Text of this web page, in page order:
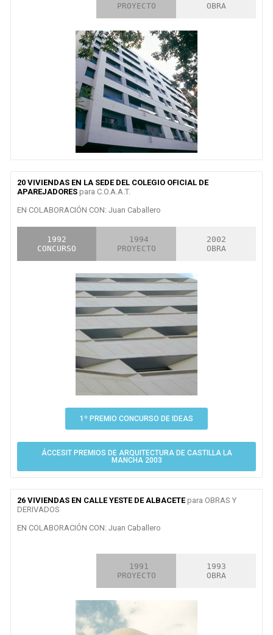
PROYECTO
OBRA
20 VIVIENDAS EN LA SEDE DEL COLEGIO OFICIAL DE
APAREJADORES para C.O.A.A.T.
EN COLABORACIÓN CON: Juan Caballero
1992
CONCURSO
1994
PROYECTO
2002
OBRA
1º PREMIO CONCURSO DE IDEAS
ÁCCESIT PREMIOS DE ARQUITECTURA DE CASTILLA LA
MANCHA 2003
26 VIVIENDAS EN CALLE YESTE DE ALBACETEpara OBRAS Y
DERIVADOS
EN COLABORACIÓN CON: Juan Caballero
1991
PROYECTO
1993
OBRA